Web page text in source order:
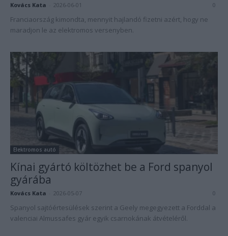
Kovács Kata 2026-06-01 0
Franciaország kimondta, mennyit hajlandó fizetni azért, hogy ne
maradjon le az elektromos versenyben.
Elektromos autó
Kínai gyártó költözhet be a Ford spanyol
gyárába
Kovács Kata 2026-05-07 0
Spanyol sajtóértesülések szerint a Geely megegyezett a Forddal a
valenciai Almussafes gyár egyik csarnokának átvételéről.